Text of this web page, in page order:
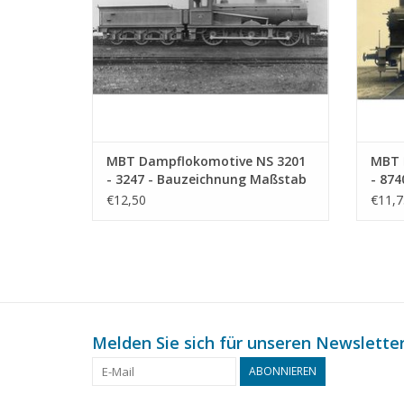
MBT Dampflokomotive NS 3201
- 3247 - Bauzeichnung Maßstab
1 : 40 (29.00.610)
€12,50
-
1 : 40
Melden Sie sich für unseren
ABONNIEREN